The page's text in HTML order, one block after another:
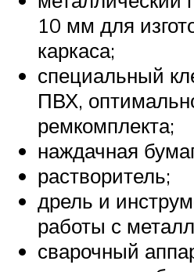
10 мм для
каркаса;
специальный
ПВХ,
ремкомплекта;
наждачная
растворитель;
дрель и
работы с
сварочный